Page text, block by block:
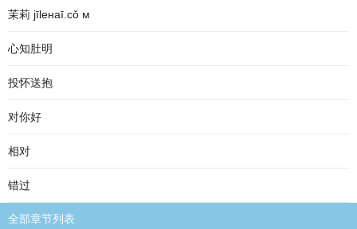
茉莉 jīleнaī.cǒ м
心知肚明
投怀送抱
对你好
相对
错过
全部章节列表